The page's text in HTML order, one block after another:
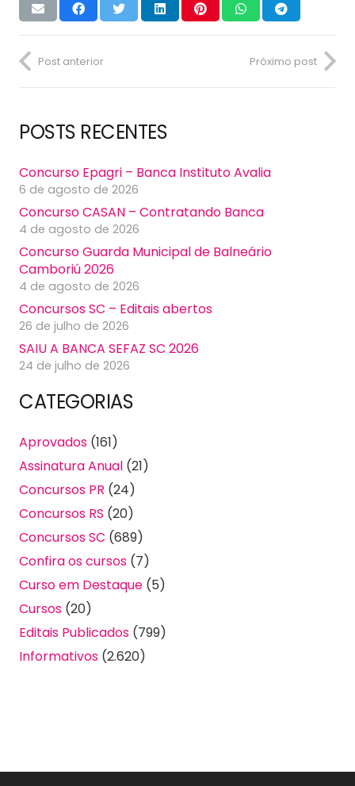
Post anterior Próximo post
POSTS RECENTES
Concurso Epagri – Banca Instituto Avalia
6 de agosto de 2026
Concurso CASAN – Contratando Banca
4 de agosto de 2026
Concurso Guarda Municipal de Balneário
Camboriú 2026
4 de agosto de 2026
Concursos SC – Editais abertos
26 de julho de 2026
SAIU A BANCA SEFAZ SC 2026
24 de julho de 2026
CATEGORIAS
Aprovados (161)
Assinatura Anual (21)
Concursos PR (24)
Concursos RS (20)
Concursos SC (689)
Confira os cursos (7)
Curso em Destaque (5)
Cursos (20)
Editais Publicados (799)
Informativos (2.620)